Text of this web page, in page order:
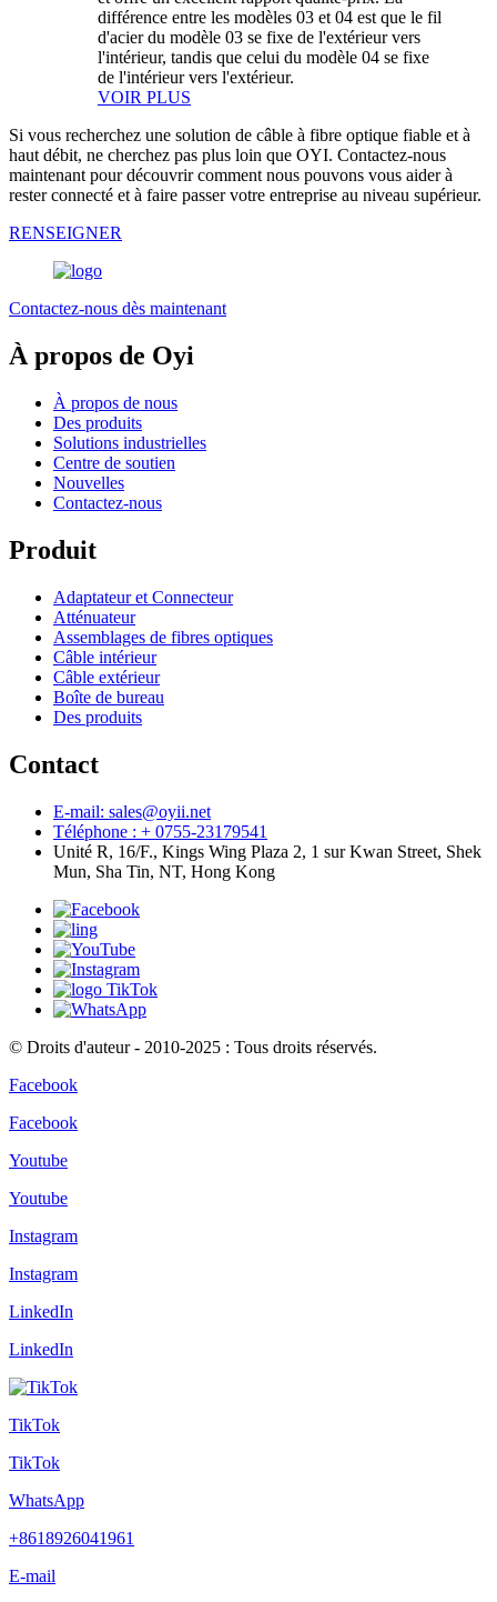
différence entre les modèles 03 et 04 est que le fil
d'acier du modèle 03 se fixe de l'extérieur vers
l'intérieur, tandis que celui du modèle 04 se fixe
de l'intérieur vers l'extérieur.
VOIR PLUS
Si vous recherchez une solution de câble à fibre optique fiable et à
haut débit, ne cherchez pas plus loin que OYI. Contactez-nous
maintenant pour découvrir comment nous pouvons vous aider à
rester connecté et à faire passer votre entreprise au niveau supérieur.
RENSEIGNER
Contactez-nous dès maintenant
À propos de Oyi
À propos de nous
Des produits
Solutions industrielles
Centre de soutien
Nouvelles
Contactez-nous
Produit
Adaptateur et Connecteur
Atténuateur
Assemblages de fibres optiques
Câble intérieur
Câble extérieur
Boîte de bureau
Des produits
Contact
E-mail: sales@oyii.net
Téléphone : + 0755-23179541
Unité R, 16/F., Kings Wing Plaza 2, 1 sur Kwan Street, Shek
Mun, Sha Tin, NT, Hong Kong
© Droits d'auteur - 2010-2025 : Tous droits réservés.
Facebook
Facebook
Youtube
Youtube
Instagram
Instagram
LinkedIn
LinkedIn
TikTok
TikTok
WhatsApp
+8618926041961
E-mail